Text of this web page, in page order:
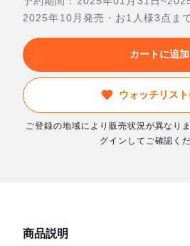
2025年10月発売・お1人様3点ま
カートに追加
ウォッチリス
ご登録の地域により販売状況が異なり
グインしてご確認くだ
商品説明